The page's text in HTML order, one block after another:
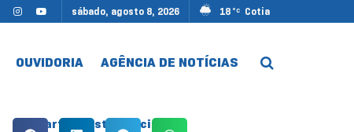
sábado, agosto 8, 2026 18 °C Cotia
OUVIDORIA AGÊNCIA DE NOTÍCIAS
Compartilhe esta notícia: